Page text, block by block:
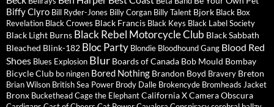
Biffy Clyro Bill Ryder-Jones Billy Corgan Billy Talent Bjork Black Box
Revelation Black Crowes Black Francis Black Keys Black Label Society
Black Light Burns Black Rebel Motorcycle Club Black Sabbath
Bleached Blink-182 Bloc Party Blondie Bloodhound Gang Blood Red
Shoes Blues Explosion Blur Boards of Canada Bob Mould Bombay
Bicycle Club bo ningen Bored Nothing Brandon Boyd Bravery Breton
Brian Wilson British Sea Power Brody Dalle Brokencyde Bromheads Jacket
Bronx BucketheadCage the ElephantCalifornia XCamera Obscura